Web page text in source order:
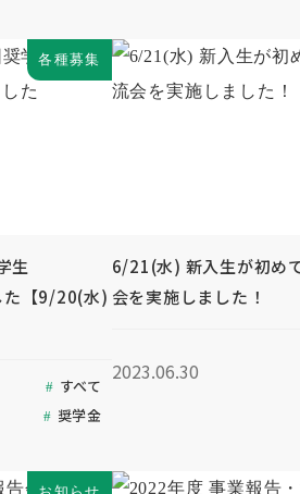
各種募集
生
9/20(水)
すべて
奨学金
6/21(水) 新入生が初め
会を実施しました！
2023.06.30